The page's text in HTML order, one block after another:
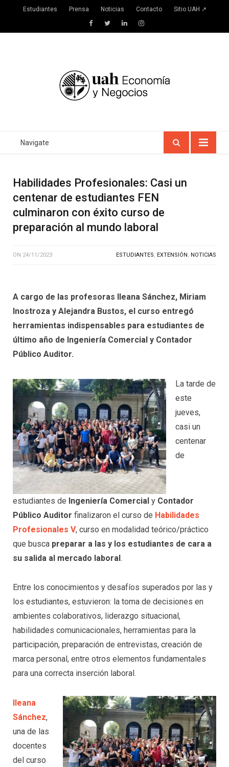
Estudiantes Prensa Noticias Contacto Sitio UAH ↗
FacebookTwitterLinkedInInstagram
Navigate
Habilidades Profesionales: Casi un
centenar de estudiantes FEN
culminaron con éxito curso de
preparación al mundo laboral
ON 24/11/2023 ESTUDIANTES, EXTENSIÓN, NOTICIAS
A cargo de las profesoras Ileana Sánchez, Miriam
Inostroza y Alejandra Bustos, el curso entregó
herramientas indispensables para estudiantes de
último año de Ingeniería Comercial y Contador
Público Auditor.
La tarde de
este
jueves,
casi un
centenar
de
estudiantes de Ingeniería Comercial y Contador
Público Auditor finalizaron el curso de Habilidades
Profesionales V, curso en modalidad teórico/práctico
que busca preparar a las y los estudiantes de cara a
su salida al mercado laboral.
Entre los conocimientos y desafíos superados por las y
los estudiantes, estuvieron: la toma de decisiones en
ambientes colaborativos, liderazgo situacional,
habilidades comunicacionales, herramientas para la
participación, preparación de entrevistas, creación de
marca personal, entre otros elementos fundamentales
para una correcta inserción laboral.
Ileana
Sánchez,
una de las
docentes
del curso